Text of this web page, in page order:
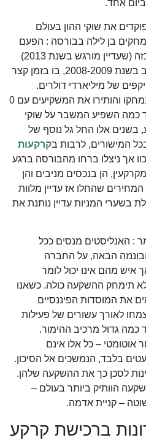
אחד.
את שוקי ההון בעולם
בן לילה בבורסה : הפעם
האחרונה שחווה העולם זעזוע כזה (שעדיין מורגש בשנת 2013)
החלה במשבר הכלכלי בארה”ב בשנת 2008-2009, בו בזמן קצר
של מיליארדי דולרים.
תשואות שנצברו לאורך שנים נמחקו והותירו את המשקיעים עם 0
עד כמה השפיע המשבר על שוקי
בשנים אלו החל גל נוסף של
המישורים, לרבות בקרקעות
אך ניצלו ברחו מהבורסה ברגע
הן בנכסים מניבים והן
שהחלו אז עדיין מלוות
בשערי המניות עדיין נותנת את
: האנליסטים מנסים ככל
הבאה, על החברה
איש מהם אינו יכול לומר
תימחק ההשקעה כולה. כשאנו
את המוסדות הפיננסיים
לאורך עשורים של פעילות
כמה גדול מרכיב ההימור.
אוטומטי – כל אלו אינם
בלבד, הנמשכים אל הסיכון.
לסכן כך את ההשקעה שלהן.
הוותיק ביותר בעולם –
– קניית אדמה.
ברכישת קרקע